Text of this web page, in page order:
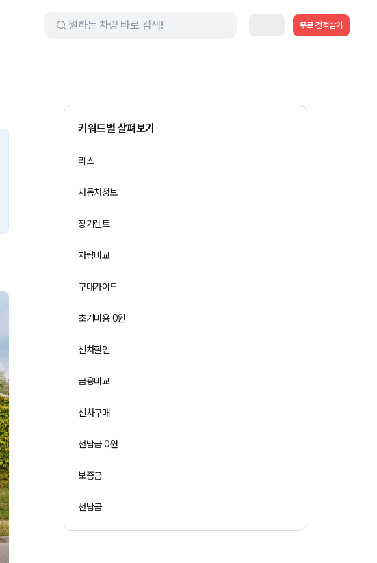
무료 견적받기
키워드별 살펴보기
리스
자동차정보
장기렌트
차량비교
구매가이드
초기비용 0원
신차할인
금융비교
신차구매
선납금 0원
보증금
선납금